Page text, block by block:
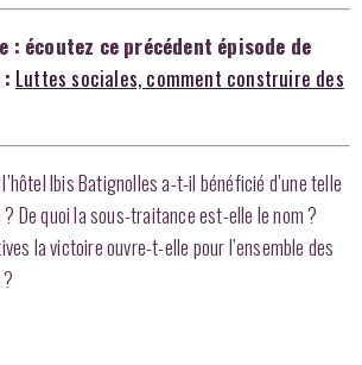
: écoutez ce précédent épisode de
Luttes sociales, comment construire des
Ibis Batignolles a-t-il bénéficié d’une telle
De quoi la sous-traitance est-elle le nom ?
la victoire ouvre-t-elle pour l’ensemble des